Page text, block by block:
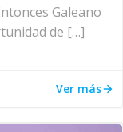
Galeano
de […]
Ver más